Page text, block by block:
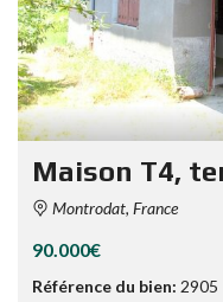
Maison T4,
Montrodat, France
90.000€
Référence du bien: 2905